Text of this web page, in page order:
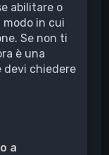
abilitare o
in cui
Se non ti
è una
devi chiedere
a